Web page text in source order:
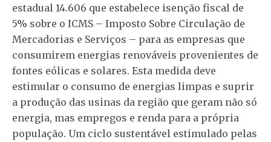
estadual 14.606 que estabelece isenção fiscal de
5% sobre o ICMS – Imposto Sobre Circulação de
Mercadorias e Serviços – para as empresas que
consumirem energias renováveis provenientes de
fontes eólicas e solares. Esta medida deve
estimular o consumo de energias limpas e suprir
a produção das usinas da região que geram não só
energia, mas empregos e renda para a própria
população. Um ciclo sustentável estimulado pelas